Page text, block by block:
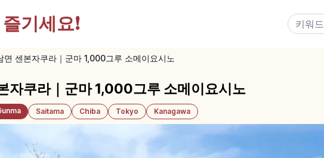
즐기세요!
면 센본자쿠라｜군마 1,000그루 소메이요시노
자쿠라｜군마 1,000그루 소메이요시노
Saitama Chiba Tokyo Kanagawa